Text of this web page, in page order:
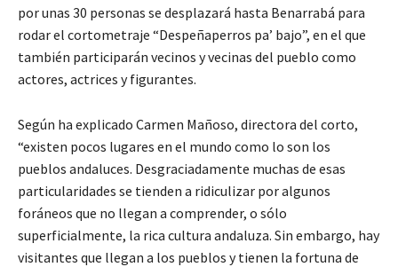
por unas 30 personas se desplazará hasta Benarrabá para
rodar el cortometraje “Despeñaperros pa’ bajo”, en el que
también participarán vecinos y vecinas del pueblo como
actores, actrices y figurantes.
Según ha explicado Carmen Mañoso, directora del corto,
“existen pocos lugares en el mundo como lo son los
pueblos andaluces. Desgraciadamente muchas de esas
particularidades se tienden a ridiculizar por algunos
foráneos que no llegan a comprender, o sólo
superficialmente, la rica cultura andaluza. Sin embargo, hay
visitantes que llegan a los pueblos y tienen la fortuna de